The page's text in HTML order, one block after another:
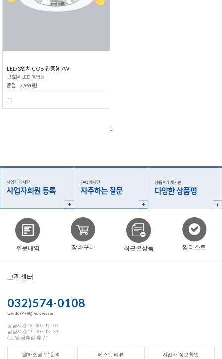
LED 3인치 COB 집중형 7W
고효율 LED 매입등
품절
7,990원
1
주문내역 장바구니 최근본상품 찜리스트
고객센터
032)574-0108
wonha0108@naver.com
상담시간 10 : 00 ~ 17 : 00
점심시간 12 : 30 ~ 13 : 30
(토,일,공휴일 휴무)
원하조명 1:1문의 베스트 리뷰 사업자 정보확인